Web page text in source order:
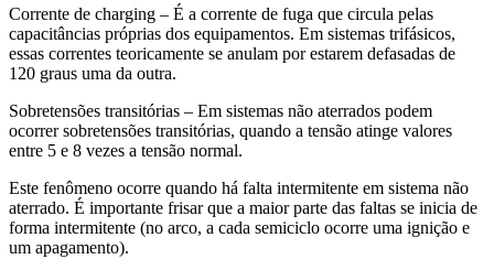
Corrente de charging – É a corrente de fuga que circula pelas
capacitâncias próprias dos equipamentos. Em sistemas trifásicos,
essas correntes teoricamente se anulam por estarem defasadas de
120 graus uma da outra.
Sobretensões transitórias – Em sistemas não aterrados podem
ocorrer sobretensões transitórias, quando a tensão atinge valores
entre 5 e 8 vezes a tensão normal.
Este fenômeno ocorre quando há falta intermitente em sistema não
aterrado. É importante frisar que a maior parte das faltas se inicia de
forma intermitente (no arco, a cada semiciclo ocorre uma ignição e
um apagamento).